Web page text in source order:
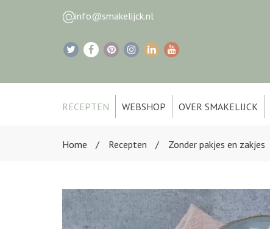
info@smakelijck.nl
RECEPTEN WEBSHOP OVER SMAKELIJCK
Home Recepten Zonder pakjes en zakjes